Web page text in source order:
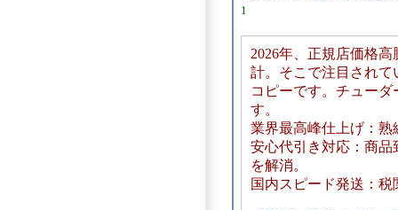
1
2026年、正規店価格
計。そこで注目され
コピーです。チュー
す。
業界最高峰仕上げ：
安心代引き対応：商
を解消。
国内スピード発送：